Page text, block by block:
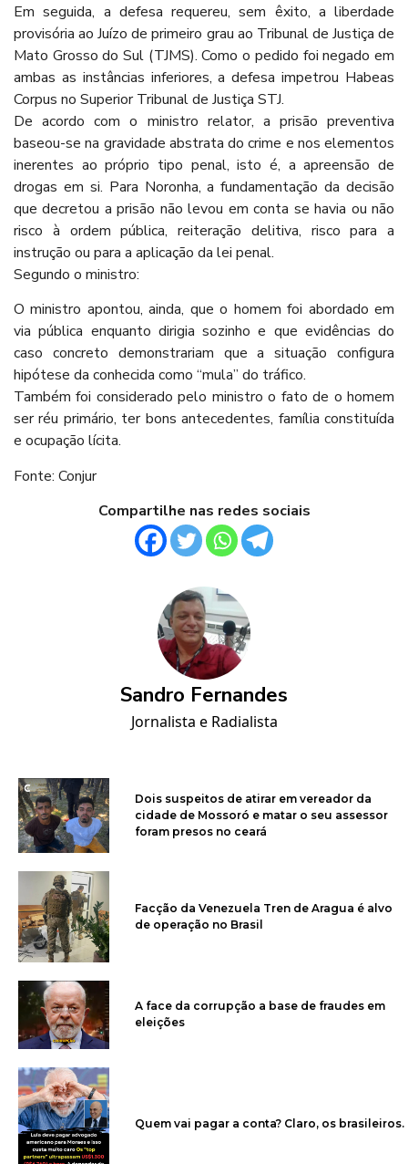
Em seguida, a defesa requereu, sem êxito, a liberdade
provisória ao Juízo de primeiro grau ao Tribunal de Justiça de
Mato Grosso do Sul (TJMS). Como o pedido foi negado em
ambas as instâncias inferiores, a defesa impetrou Habeas
Corpus no Superior Tribunal de Justiça STJ.
De acordo com o ministro relator, a prisão preventiva
baseou-se na gravidade abstrata do crime e nos elementos
inerentes ao próprio tipo penal, isto é, a apreensão de
drogas em si. Para Noronha, a fundamentação da decisão
que decretou a prisão não levou em conta se havia ou não
risco à ordem pública, reiteração delitiva, risco para a
instrução ou para a aplicação da lei penal.
Segundo o ministro:
O ministro apontou, ainda, que o homem foi abordado em
via pública enquanto dirigia sozinho e que evidências do
caso concreto demonstrariam que a situação configura
hipótese da conhecida como “mula” do tráfico.
Também foi considerado pelo ministro o fato de o homem
ser réu primário, ter bons antecedentes, família constituída
e ocupação lícita.
Fonte: Conjur
Compartilhe nas redes sociais
Sandro Fernandes
Jornalista e Radialista
Dois suspeitos de atirar em vereador da
cidade de Mossoró e matar o seu assessor
foram presos no ceará
Facção da Venezuela Tren de Aragua é alvo
de operação no Brasil
A face da corrupção a base de fraudes em
eleições
Quem vai pagar a conta? Claro, os brasileiros.